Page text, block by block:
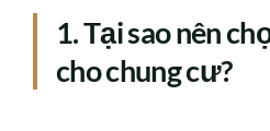
1. Tại sao nên
cho chung cư?